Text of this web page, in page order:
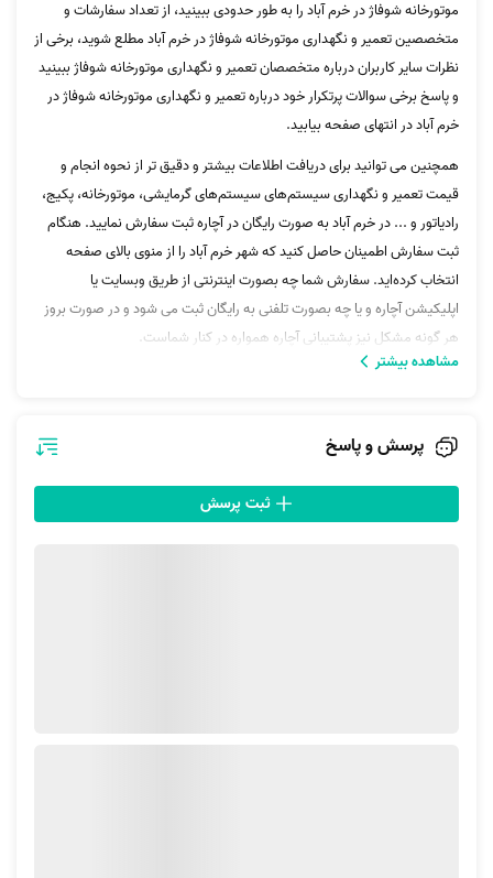
موتورخانه شوفاژ در خرم آباد را به طور حدودی ببینید، از تعداد سفارشات و
متخصصین تعمیر و نگهداری موتورخانه شوفاژ در خرم آباد مطلع شوید، برخی از
نظرات سایر کاربران درباره متخصصان تعمیر و نگهداری موتورخانه شوفاژ ببینید
و پاسخ برخی سوالات پرتکرار خود درباره تعمیر و نگهداری موتورخانه شوفاژ در
خرم آباد در انتهای صفحه بیابید.
همچنین می توانید برای دریافت اطلاعات بیشتر و دقیق تر از نحوه انجام و
قیمت تعمیر و نگهداری سیستم‌های سیستم‌های گرمایشی، موتورخانه، پکیج،
رادیاتور و ... در خرم آباد به صورت رایگان در آچاره ثبت سفارش نمایید. هنگام
ثبت سفارش اطمینان حاصل کنید که شهر خرم آباد را از منوی بالای صفحه
انتخاب کرده‌اید. سفارش شما چه بصورت اینترنتی از طریق وبسایت یا
اپلیکیشن آچاره و یا چه بصورت تلفنی به رایگان ثبت می شود و در صورت بروز
هر گونه مشکل نیز پشتیبانی آچاره همواره در کنار شماست.
پشتیبانی آچاره تماس بگیرید.
مشاهده بیشتر
پرسش و پاسخ